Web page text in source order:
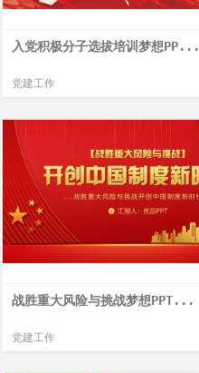
入党积极分子选拔培训梦想PP...
党建工作
战胜重大风险与挑战梦想PPT...
党建工作